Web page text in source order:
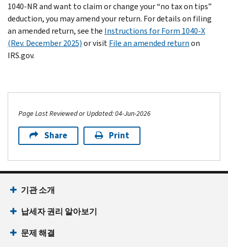
1040-NR and want to claim or change your “no tax on tips”
deduction, you may amend your return. For details on filing
an amended return, see the Instructions for Form 1040-X
(Rev. December 2025)or visitFile an amended returnon
IRS.gov.
Page Last Reviewed or Updated: 04-Jun-2026
Share Print
기관 소개
납세자 권리 알아보기
문제 해결